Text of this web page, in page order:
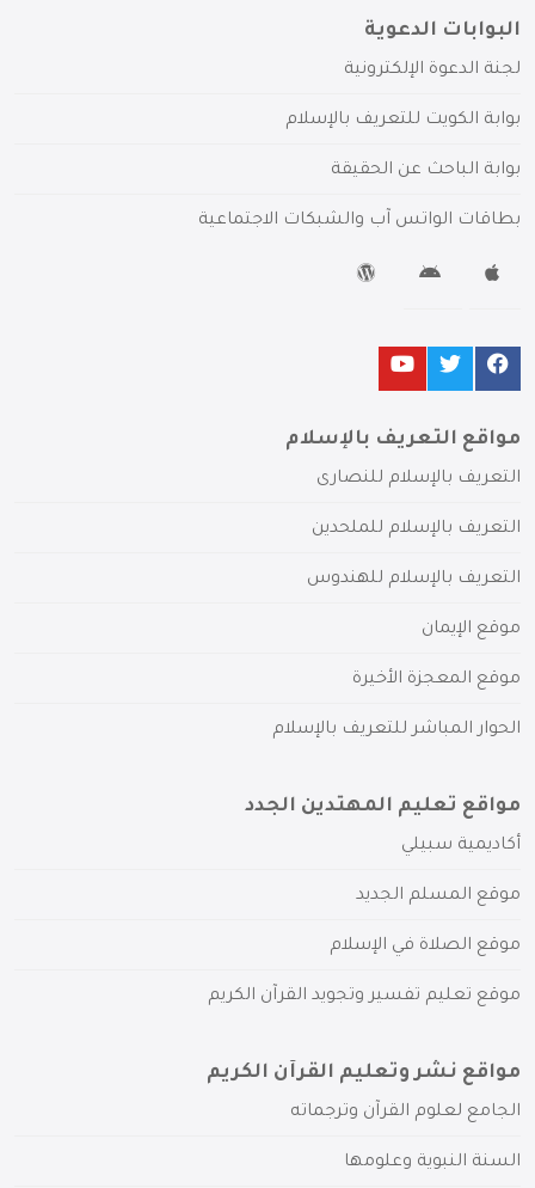
البوابات الدعوية
لجنة الدعوة الإلكترونية
بوابة الكويت للتعريف بالإسلام
بوابة الباحث عن الحقيقة
بطاقات الواتس آب والشبكات الاجتماعية
مواقع التعريف بالإسلام
التعريف بالإسلام للنصارى
التعريف بالإسلام للملحدين
التعريف بالإسلام للهندوس
موقع الإيمان
موقع المعجزة الأخيرة
الحوار المباشر للتعريف بالإسلام
مواقع تعليم المهتدين الجدد
أكاديمية سبيلي
موقع المسلم الجديد
موقع الصلاة في الإسلام
موقع تعليم تفسير وتجويد القرآن الكريم
مواقع نشر وتعليم القرآن الكريم
الجامع لعلوم القرآن وترجماته
السنة النبوية وعلومها